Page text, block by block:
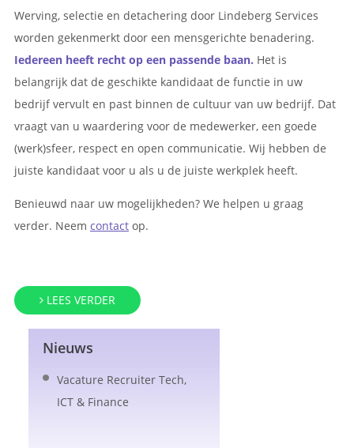
Werving, selectie en detachering door Lindeberg Services
worden gekenmerkt door een mensgerichte benadering.
Iedereen heeft recht op een passende baan. Het is
belangrijk dat de geschikte kandidaat de functie in uw
bedrijf vervult en past binnen de cultuur van uw bedrijf. Dat
vraagt van u waardering voor de medewerker, een goede
(werk)sfeer, respect en open communicatie. Wij hebben de
juiste kandidaat voor u als u de juiste werkplek heeft.
Benieuwd naar uw mogelijkheden? We helpen u graag
verder. Neem contact op.
LEES VERDER
Nieuws
Vacature Recruiter Tech,
ICT & Finance